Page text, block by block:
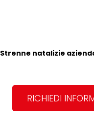
Strenne natalizie
RICHIEDI